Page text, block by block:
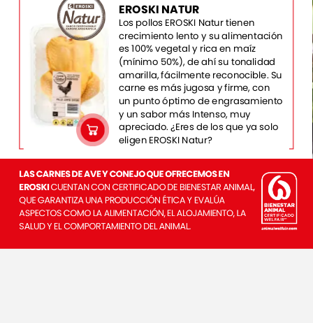
LASCARNESDEAVEYCONEJOQUEOFRECEMOSEN
EROSKICUENTANCON CERTIFICADODE BIENESTAR ANIMAL,
QUEGARANTIZAUNAPRODUCCIÓN ÉTICAYEVALÚA
ASPECTOSCOMOLAALIMENTACIÓN,ELALOJAMIENTO,LA
SALUDYELCOMPORTAMIENTODELANIMAL.
Los pollos EROSKI Naturtienen
crecimiento lento y sualimentación
es 100%vegetaly rica en maíz
(mínimo 50%), deahísu tonalidad
amarilla,fácilmente reconocible. Su
carne es más jugosa yfirme, con
un puntoóptimo deengrasamiento
y un sabor más Intenso, muy
apreciado. ¿Eres de los que ya solo
eligen EROSKI Natur?
EROSKI NATUR